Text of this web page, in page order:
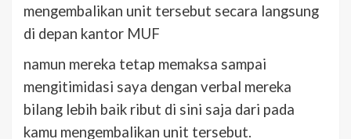
mengembalikan unit tersebut secara langsung
di depan kantor MUF
namun mereka tetap memaksa sampai
mengitimidasi saya dengan verbal mereka
bilang lebih baik ribut di sini saja dari pada
kamu mengembalikan unit tersebut.